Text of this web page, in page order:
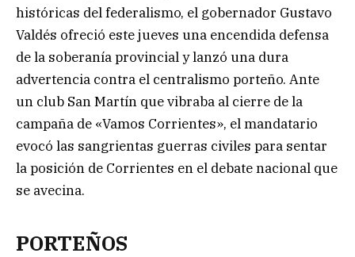
históricas del federalismo, el gobernador Gustavo
Valdés ofreció este jueves una encendida defensa
de la soberanía provincial y lanzó una dura
advertencia contra el centralismo porteño. Ante
un club San Martín que vibraba al cierre de la
campaña de «Vamos Corrientes», el mandatario
evocó las sangrientas guerras civiles para sentar
la posición de Corrientes en el debate nacional que
se avecina.
PORTEÑOS